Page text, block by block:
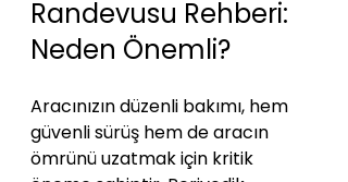
Randevusu Rehberi:
Neden Önemli?
Aracınızın düzenli bakımı, hem
güvenli sürüş hem de aracın
ömrünü uzatmak için kritik